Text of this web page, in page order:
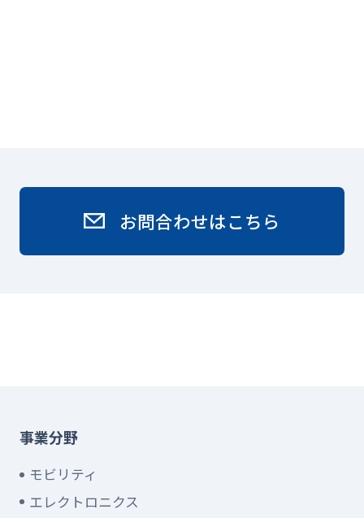
お問合わせはこちら
事業分野
モビリティ
エレクトロニクス